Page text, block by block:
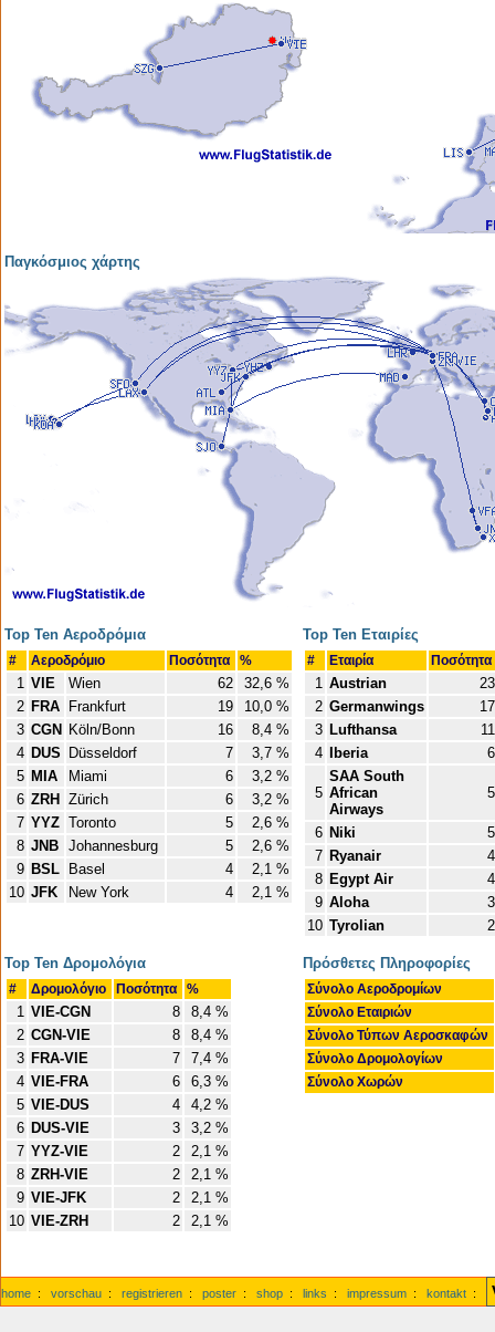
Παγκόσμιος χάρτης
Top Ten Αεροδρόμια
# Αεροδρόμιο Ποσότητα %
1 VIE Wien 62
32,6 %
2 FRA Frankfurt 19
10,0 %
3 CGN Köln/Bonn 16
8,4 %
4 DUS Düsseldorf 7
3,7 %
5 MIA Miami 6
3,2 %
6 ZRH Zürich 6
3,2 %
7 YYZ Toronto 5
2,6 %
8 JNB Johannesburg 5
2,6 %
9 BSL Basel 4
2,1 %
10 JFK New York 4 2,1 %
Top Ten Εταιρίες
# Εταιρία Ποσότητα
1 Austrian
23
2 Germanwings
17
3 Lufthansa
11
4
Iberia 6
5
SAA South
African
Airways
5
6 Niki
5
7 Ryanair
4
8 Egypt Air
4
9 Aloha
3
10 Tyrolian 2
Top Ten Δρομολόγια
# Δρομολόγιο Ποσότητα %
1 VIE-CGN 8
8,4 %
2 CGN-VIE 8
8,4 %
3 FRA-VIE 7
7,4 %
4 VIE-FRA 6
6,3 %
5 VIE-DUS 4
4,2 %
6 DUS-VIE 3
3,2 %
7 YYZ-VIE 2
2,1 %
8 ZRH-VIE 2
2,1 %
9 VIE-JFK 2
2,1 %
10 VIE-ZRH 2 2,1 %
Πρόσθετες Πληροφορίες
Σύνολο Αεροδρομίων
Σύνολο Εταιριών
Σύνολο Τύπων Αεροσκαφών
Σύνολο Δρομολογίων
Σύνολο Χωρών
home : vorschau : registrieren : poster : shop : links : impressum : kontakt :